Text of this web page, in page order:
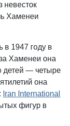
невесток
Хаменеи
в 1947 году в
Хаменеи она
детей — четыре
она
Iran International
фигур в